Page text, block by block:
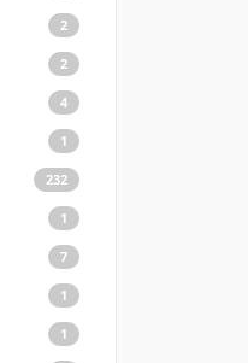
2
2
4
1
232
1
7
1
1